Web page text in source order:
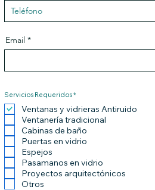
Email
Servicios Requeridos*O
l
i
g
a
t
o
r
o
Ventanas y vidrieras Antiruido
Ventanería tradicional
Cabinas de baño
Puertas en vidrio
Espejos
Pasamanos en vidrio
Proyectos arquitectónicos
Otros